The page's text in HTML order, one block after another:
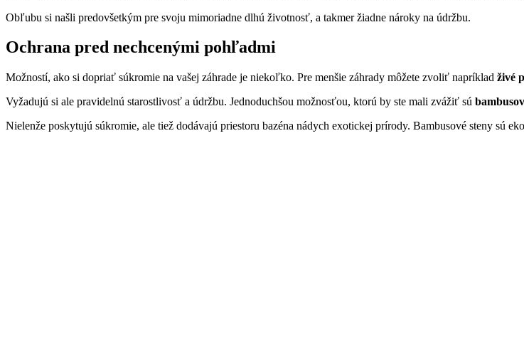
Obľubu si našli predovšetkým pre svoju mimoriadne dlhú životnosť, a takmer žiadne nároky na údržbu.
Ochrana pred nechcenými pohľadmi
Možností, ako si dopriať súkromie na vašej záhrade je niekoľko. Pre menšie záhrady môžete zvoliť napríklad živé
Vyžadujú si ale pravidelnú starostlivosť a údržbu. Jednoduchšou možnosťou, ktorú by ste mali zvážiť sú
Nielenže poskytujú súkromie, ale tiež dodávajú priestoru bazéna nádych exotickej prírody. Bambusové steny